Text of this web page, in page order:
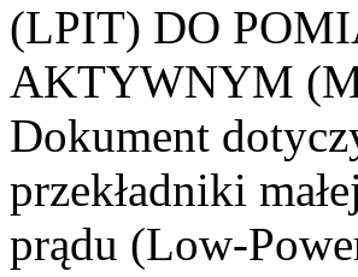
(LPIT) DO
AKTYWNYM
Dokument
przekładniki
prądu (Low-